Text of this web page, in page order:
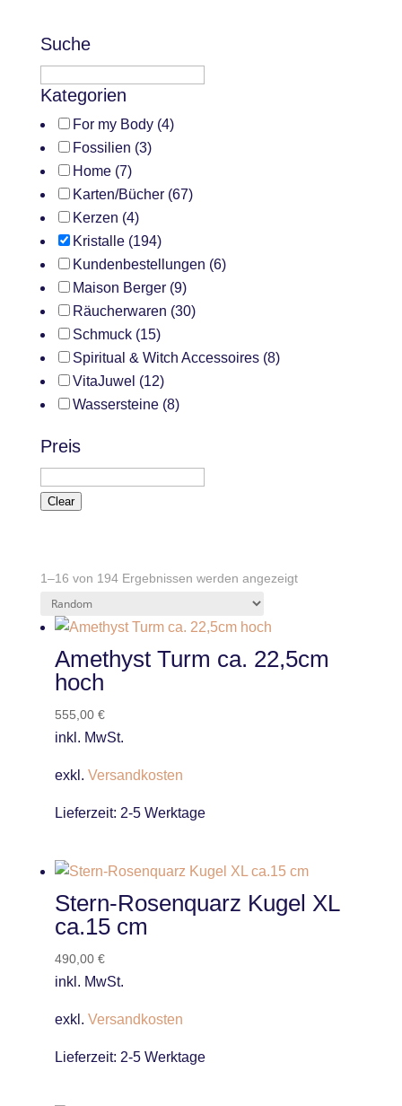
Suche
Kategorien
For my Body(4)
Fossilien (3)
Home(7)
Karten/Bücher(67)
Kerzen (4)
Kristalle(194)
Kundenbestellungen (6)
Maison Berger(9)
Räucherwaren (30)
Schmuck(15)
Spiritual & Witch Accessoires(8)
VitaJuwel (12)
Wassersteine(8)
Preis
Clear
1–16 von 194 Ergebnissen werden angezeigt
Amethyst Turm ca. 22,5cm
hoch
555,00 €
inkl. MwSt.
exkl. Versandkosten
Lieferzeit: 2-5 Werktage
Stern-Rosenquarz Kugel XL
ca.15 cm
490,00 €
inkl. MwSt.
exkl. Versandkosten
Lieferzeit: 2-5 Werktage